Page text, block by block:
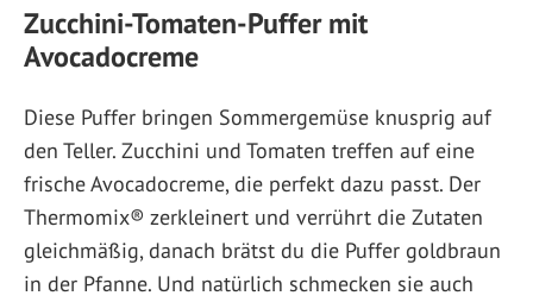
Zucchini-Tomaten-Puffer mit
Avocadocreme
Diese Puffer bringen Sommergemüse knusprig auf
den Teller. Zucchini und Tomaten treffen auf eine
frische Avocadocreme, die perfekt dazu passt. Der
Thermomix® zerkleinert und verrührt die Zutaten
gleichmäßig, danach brätst du die Puffer goldbraun
in der Pfanne. Und natürlich schmecken sie auch